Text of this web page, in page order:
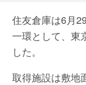
住友倉庫は6月
一環として、東
した。
取得施設は敷地